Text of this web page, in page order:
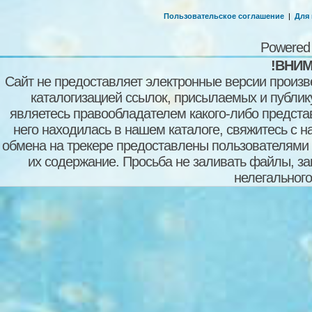
Пользовательское соглашение | Для
Сайт не предоставляет электронные версии
каталогизацией ссылок, присылаемых и
являетесь правообладателем какого-либо
него находилась в нашем каталоге, свяжитесь
обмена на трекере предоставлены пользователями
их содержание. Просьба не заливать файлы,